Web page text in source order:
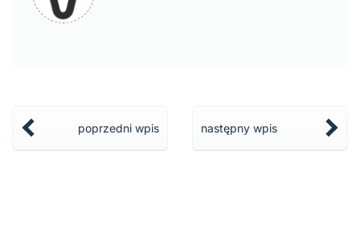
poprzedni wpis następny wpis